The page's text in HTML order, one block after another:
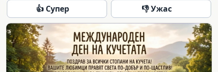
👍 Супер 👎 Ужас